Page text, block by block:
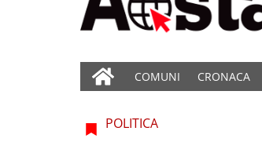
COMUNI CRONACA
POLITICA